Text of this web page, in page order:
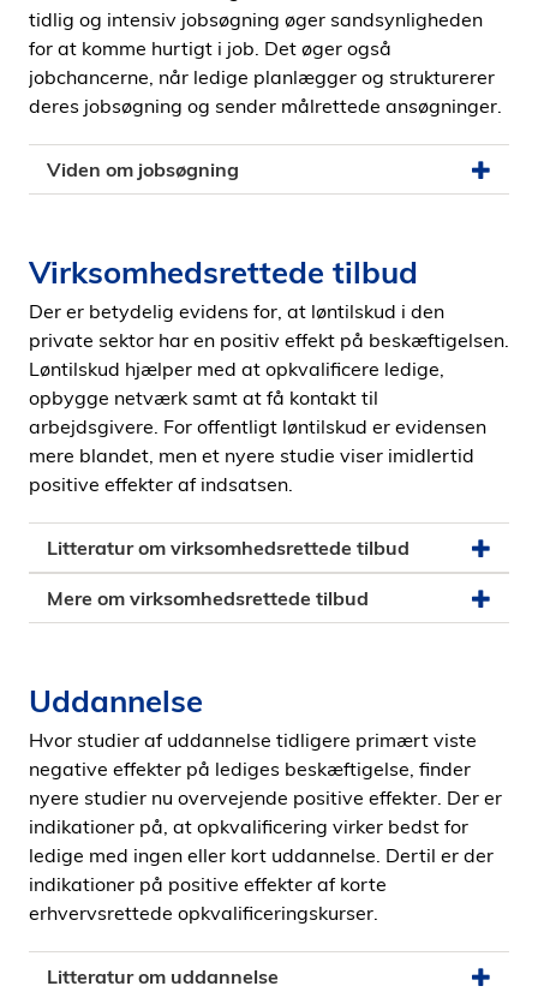
tidlig og intensiv jobsøgning øger sandsynligheden
for at komme hurtigt i job. Det øger også
jobchancerne, når ledige planlægger og strukturerer
deres jobsøgning og sender målrettede ansøgninger.
Viden om jobsøgning
Virksomhedsrettede tilbud
Der er betydelig evidens for, at løntilskud i den
private sektor har en positiv effekt på beskæftigelsen.
Løntilskud hjælper med at opkvalificere ledige,
opbygge netværk samt at få kontakt til
arbejdsgivere. For offentligt løntilskud er evidensen
mere blandet, men et nyere studie viser imidlertid
positive effekter af indsatsen.
Litteratur om virksomhedsrettede tilbud
Mere om virksomhedsrettede tilbud
Uddannelse
Hvor studier af uddannelse tidligere primært viste
negative effekter på lediges beskæftigelse, finder
nyere studier nu overvejende positive effekter. Der er
indikationer på, at opkvalificering virker bedst for
ledige med ingen eller kort uddannelse. Dertil er der
indikationer på positive effekter af korte
erhvervsrettede opkvalificeringskurser.
Litteratur om uddannelse